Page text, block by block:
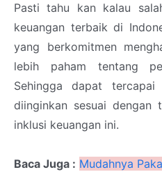
Pasti tahu kan kalau
keuangan terbaik di
yang berkomitmen
lebih paham tentang
Sehingga dapat
diinginkan sesuai dengan
inklusi keuangan ini.
Baca Juga : Mudahnya